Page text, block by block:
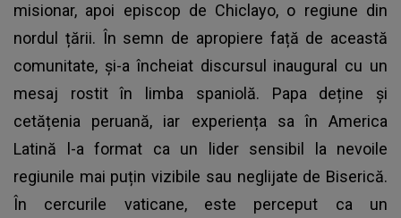
misionar, apoi episcop de Chiclayo, o regiune din
nordul țării. În semn de apropiere față de această
comunitate, și-a încheiat discursul inaugural cu un
mesaj rostit în limba spaniolă. Papa deține și
cetățenia peruană, iar experiența sa în America
Latină l-a format ca un lider sensibil la nevoile
regiunile mai puțin vizibile sau neglijate de Biserică.
În cercurile vaticane, este perceput ca un